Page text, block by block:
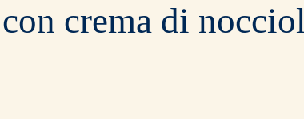
crema di